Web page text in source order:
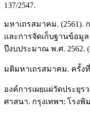
137/2547.
มหาเถรสมาคม. (2561).
และการจัดเก็บฐานข้อมู
ปีงบประมาณ พ.ศ. 2562.
มติมหาเถรสมาคม. ครั้งที่
องค์การเผยแผ่วัดประยุร
ศาสนา. กรุงเทพฯ: โรง